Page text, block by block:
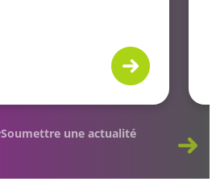
Soumettre une actualité